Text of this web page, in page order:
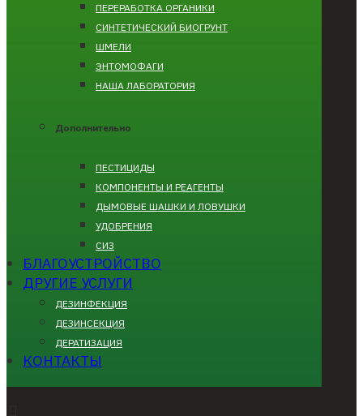
ПЕРЕРАБОТКА ОРГАНИКИ
СИНТЕТИЧЕСКИЙ БИОГРУНТ
ШМЕЛИ
ЭНТОМОФАГИ
НАША ЛАБОРАТОРИЯ
Дополнительно
ПЕСТИЦИДЫ
КОМПОНЕНТЫ И РЕАГЕНТЫ
ДЫМОВЫЕ ШАШКИ И ЛОВУШКИ
УДОБРЕНИЯ
СИЗ
БЛАГОУСТРОЙСТВО
ДРУГИЕ УСЛУГИ
ДЕЗИНФЕКЦИЯ
ДЕЗИНСЕКЦИЯ
ДЕРАТИЗАЦИЯ
КОНТАКТЫ